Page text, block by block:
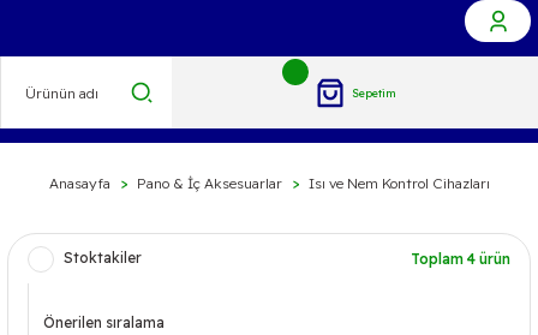
Sepetim
Anasayfa Pano & İç Aksesuarlar Isı ve Nem Kontrol Cihazları
Stoktakiler Toplam 4 ürün